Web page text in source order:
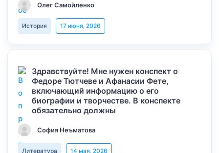
Олег Самойленко
История 17 июня, 2026
Здравствуйте! Мне нужен конспект о
Федоре Тютчеве и Афанасии Фете,
включающий информацию о его
биографии и творчестве. В конспекте
обязательно должны
София Неъматова
Литература 14 мая, 2026